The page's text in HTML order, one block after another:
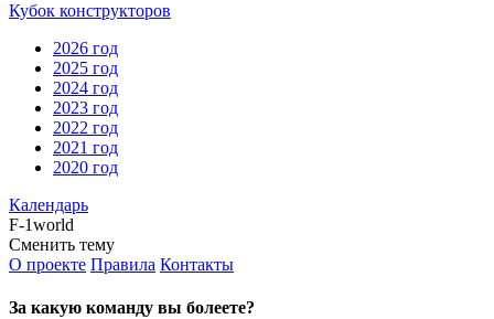
Кубок конструкторов
2026 год
2025 год
2024 год
2023 год
2022 год
2021 год
2020 год
Календарь
F-1world
Сменить тему
О проекте Правила Контакты
За какую команду вы болеете?